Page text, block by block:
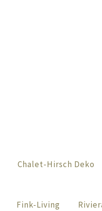
Chalet-Hirsch Deko
Fink-Living